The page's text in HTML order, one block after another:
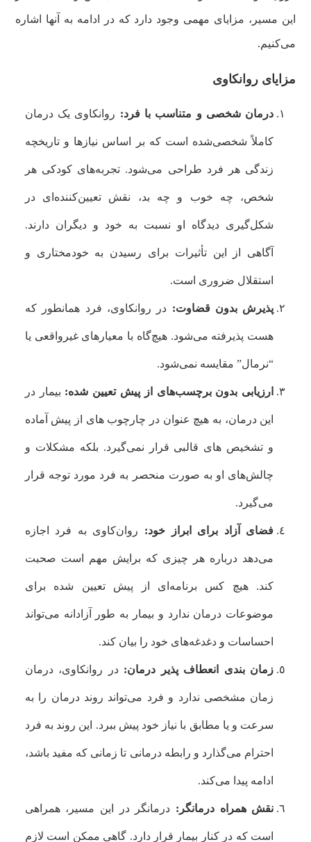
این مسیر، مزایای مهمی وجود دارد که در ادامه به آنها اشاره
می‌کنیم.
مزایای روانکاوی
درمان شخصی و متناسب با فرد: روانکاوی یک درمان
کاملاً شخصی‌شده است که بر اساس نیازها و تاریخچه
زندگی هر فرد طراحی می‌شود. تجربه‌های کودکی هر
شخص، چه خوب و چه بد، نقش تعیین‌کننده‌ای در
شکل‌گیری دیدگاه او نسبت به خود و دیگران دارند.
آگاهی از این تأثیرات برای رسیدن به خودمختاری و
استقلال ضروری است.
پذیرش بدون قضاوت: در روانکاوی، فرد همانطور که
هست پذیرفته می‌شود. هیچ‌گاه با معیارهای غیرواقعی یا
“نرمال” مقایسه نمی‌شود.
ارزیابی بدون برچسب‌های از پیش تعیین شده: بیمار در
این درمان، به هیچ عنوان در چارچوب های از پیش آماده
و تشخیص های قالبی قرار نمی‌گیرد. بلکه مشکلات و
چالش‌های او به صورت منحصر به فرد مورد توجه قرار
می‌گیرد.
فضای آزاد برای ابراز خود: روان‌کاوی به فرد اجازه
می‌دهد درباره هر چیزی که برایش مهم است صحبت
کند. هیچ کس برنامه‌ای از پیش تعیین شده برای
موضوعات درمان ندارد و بیمار به طور آزادانه می‌تواند
احساسات و دغدغه‌های خود را بیان کند.
زمان بندی انعطاف پذیر درمان: در روانکاوی، درمان
زمان مشخصی ندارد و فرد می‌تواند روند درمان را به
سرعت و یا مطابق با نیاز خود پیش ببرد. این روند به فرد
احترام می‌گذارد و رابطه درمانی تا زمانی که مفید باشد،
ادامه پیدا می‌کند.
نقش همراه درمانگر: درمانگر در این مسیر، همراهی
است که در کنار بیمار قرار دارد. گاهی ممکن است لازم